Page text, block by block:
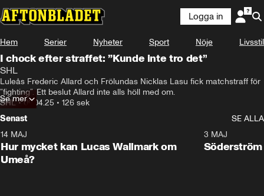
Logga in
Hem Serier Nyheter Sport Nöje Livsstil
I chock efter straffet: ”Kunde inte tro det”
SHL
Luleås Frederic Allard och Frölundas Nicklas Lasu fick matchstraff för
”fighting”. Ett beslut Allard inte alls höll med om.
SHL•09.04.25 • 126 sek
Se mer
Senast
SE ALLA
Plus
14 MAJ
Hur mycket kan Lucas Wallmark om
Umeå?
3 MAJ